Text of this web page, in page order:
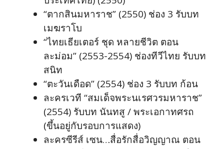
“ตากสินมหาราช” (2550) ช่อง 3 รับบท
เมฆราโบ
“ไทยเธียเตอร์ ชุด หลายชีวิต ตอน
ละม่อม” (2553-2554) ช่องทีวีไทย รับบท
สนิท
“ตะวันเดือด” (2554) ช่อง 3 รับบท ก้อน
ละครเวที “สมเด็จพระนเรศวรมหาราช”
(2554) รับบท นันทสู / พระเอกาทศรถ
(ขึ้นอยู่กับรอบการแสดง)
ละครซีรีส์ เซน…สื่อรักสื่อวิญญาณ ตอน